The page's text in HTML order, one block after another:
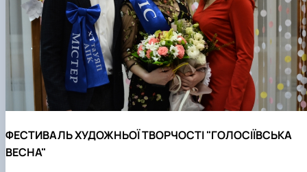
ФЕСТИВАЛЬ ХУДОЖНЬОЇ ТВОРЧОСТІ "ГОЛОСІЇВСЬКА
ВЕСНА"